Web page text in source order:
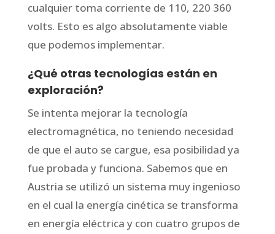
cualquier toma corriente de 110, 220 360
volts. Esto es algo absolutamente viable
que podemos implementar.
¿Qué otras tecnologías están en
exploración?
Se intenta mejorar la tecnología
electromagnética, no teniendo necesidad
de que el auto se cargue, esa posibilidad ya
fue probada y funciona. Sabemos que en
Austria se utilizó un sistema muy ingenioso
en el cual la energía cinética se transforma
en energía eléctrica y con cuatro grupos de